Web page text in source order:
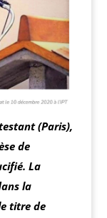
(Paris),
de
La
la
titre de